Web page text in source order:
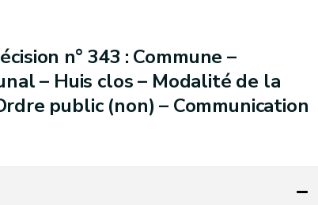
n° 343 : Commune –
– Huis clos – Modalité de la
public (non) – Communication